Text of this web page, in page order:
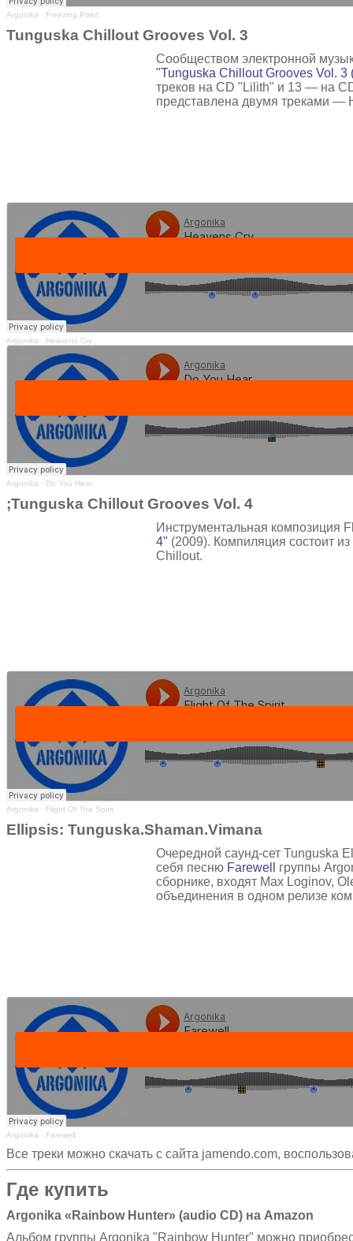
Argonika · Freezing Point
Tunguska Chillout Grooves Vol. 3
Сообществом электронной
"Tunguska Chillout Grooves Vol. 3
треков на CD "Lilith" и 13 — на
представлена двумя треками —
Argonika · Heavens Cry
Argonika · Do You Hear
;Tunguska Chillout Grooves Vol. 4
Инструментальная композиция
4" (2009). Компиляция состоит
Chillout.
Argonika · Flight Of The Spirit
Ellipsis: Tunguska.Shaman.Vimana
Очередной саунд-сет Tunguska
себя песню Farewell
группы
сборнике, входят Max Loginov,
объединения в одном релизе
Argonika · Farewell
Все треки можно скачать с сайта jamendo.com,
Где купить
Argonika «Rainbow Hunter» (audio CD) на Amazon
Альбом группы Argonika "Rainbow Hunter" можно